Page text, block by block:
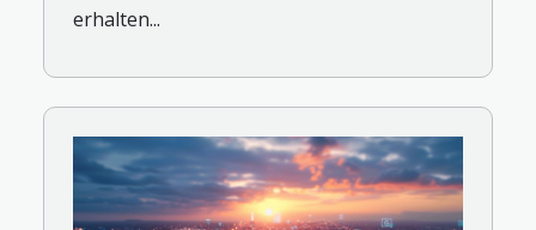
erhalten...